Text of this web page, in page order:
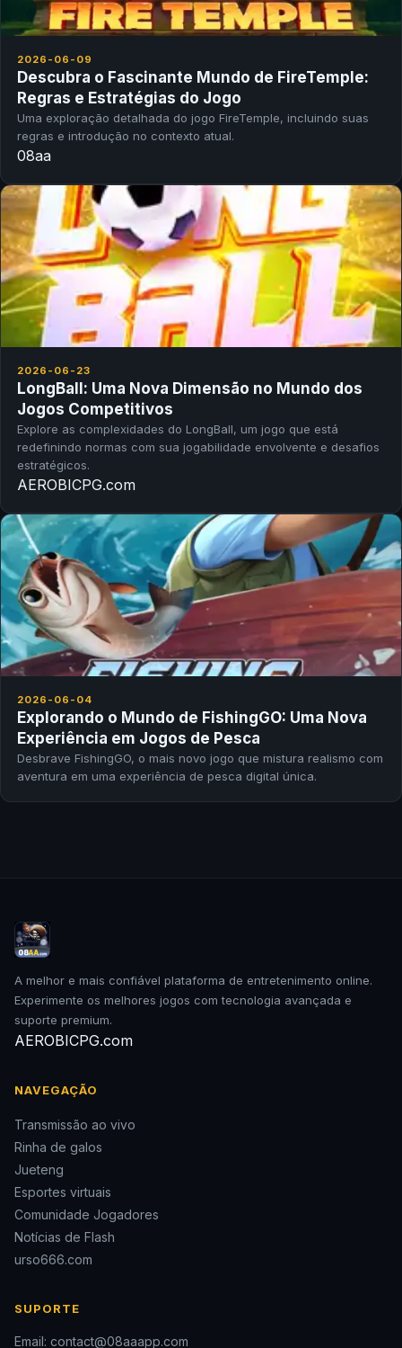
2026-06-09
Descubra o Fascinante Mundo de FireTemple:
Regras e Estratégias do Jogo
Uma exploração detalhada do jogo FireTemple, incluindo suas
regras e introdução no contexto atual.
08aa
2026-06-23
LongBall: Uma Nova Dimensão no Mundo dos
Jogos Competitivos
Explore as complexidades do LongBall, um jogo que está
redefinindo normas com sua jogabilidade envolvente e desafios
estratégicos.
AEROBICPG.com
2026-06-04
Explorando o Mundo de FishingGO: Uma Nova
Experiência em Jogos de Pesca
Desbrave FishingGO, o mais novo jogo que mistura realismo com
aventura em uma experiência de pesca digital única.
A melhor e mais confiável plataforma de entretenimento online.
Experimente os melhores jogos com tecnologia avançada e
suporte premium.
AEROBICPG.com
NAVEGAÇÃO
Transmissão ao vivo
Rinha de galos
Jueteng
Esportes virtuais
Comunidade Jogadores
Notícias de Flash
urso666.com
SUPORTE
Email: contact@08aaapp.com